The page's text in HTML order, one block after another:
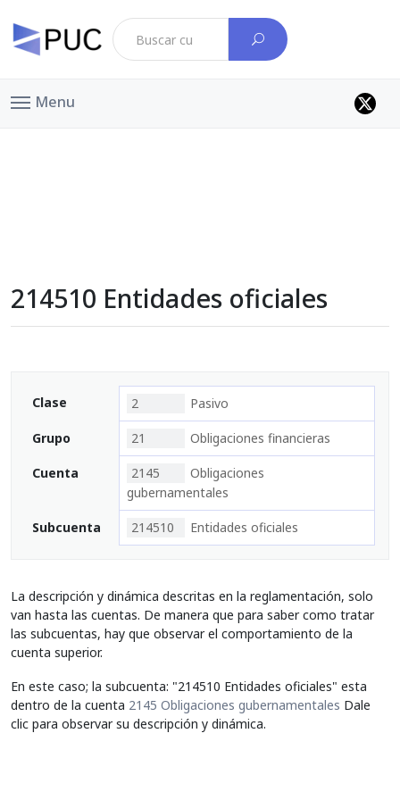
Menu
214510 Entidades oficiales
Clase 2 Pasivo
Grupo 21 Obligaciones financieras
Cuenta 2145
Obligaciones
gubernamentales
Subcuenta 214510 Entidades oficiales
La descripción y dinámica descritas en la reglamentación, solo
van hasta las cuentas. De manera que para saber como tratar
las subcuentas, hay que observar el comportamiento de la
cuenta superior.
En este caso; la subcuenta: "214510 Entidades oficiales" esta
dentro de la cuenta 2145 Obligaciones gubernamentales Dale
clic para observar su descripción y dinámica.